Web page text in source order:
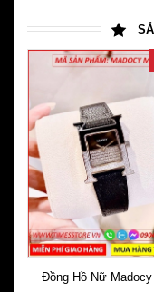
Đồng Hồ Nữ